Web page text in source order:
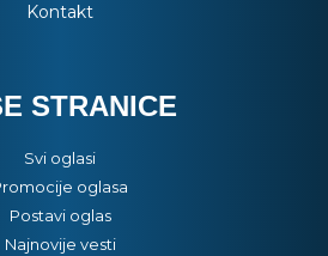
Kontakt
STRANICE
Svi oglasi
oglasa
Postavi oglas
Najnovije vesti